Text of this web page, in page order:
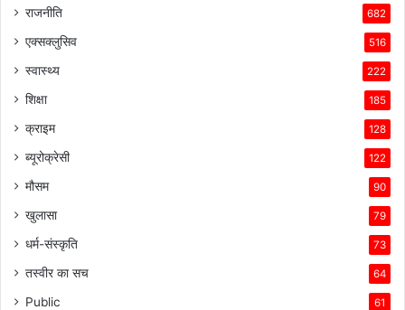
राजनीति 682
एक्सक्लुसिव 516
स्वास्थ्य 222
शिक्षा 185
क्राइम 128
ब्यूरोक्रेसी 122
मौसम 90
खुलासा 79
धर्म-संस्कृति 73
तस्वीर का सच 64
Public 61